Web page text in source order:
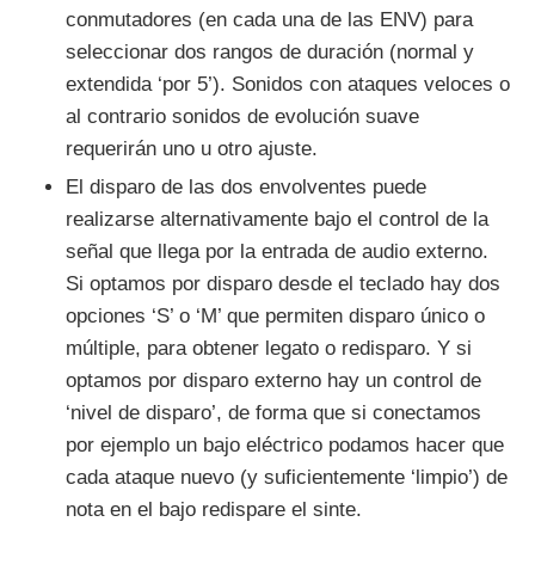
conmutadores (en cada una de las ENV) para
seleccionar dos rangos de duración (normal y
extendida ‘por 5’). Sonidos con ataques veloces o
al contrario sonidos de evolución suave
requerirán uno u otro ajuste.
El disparo de las dos envolventes puede
realizarse alternativamente bajo el control de la
señal que llega por la entrada de audio externo.
Si optamos por disparo desde el teclado hay dos
opciones ‘S’ o ‘M’ que permiten disparo único o
múltiple, para obtener legato o redisparo. Y si
optamos por disparo externo hay un control de
‘nivel de disparo’, de forma que si conectamos
por ejemplo un bajo eléctrico podamos hacer que
cada ataque nuevo (y suficientemente ‘limpio’) de
nota en el bajo redispare el sinte.